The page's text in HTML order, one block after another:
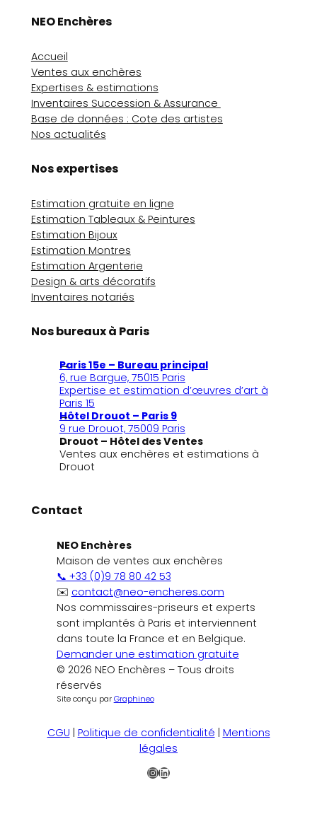
NEO Enchères
Accueil
Ventes aux enchères
Expertises & estimations
Inventaires Succession & Assurance
Base de données : Cote des artistes
Nos actualités
Nos expertises
Estimation gratuite en ligne
Estimation Tableaux & Peintures
Estimation Bijoux
Estimation Montres
Estimation Argenterie
Design & arts décoratifs
Inventaires notariés
Nos bureaux à Paris
Paris 15e – Bureau principal
6, rue Bargue, 75015 Paris
Expertise et estimation d’œuvres d’art à
Paris 15
Hôtel Drouot – Paris 9
9 rue Drouot, 75009 Paris
Drouot – Hôtel des Ventes
Ventes aux enchères et estimations à
Drouot
Contact
NEO Enchères
Maison de ventes aux enchères
📞 +33 (0)9 78 80 42 53
✉️ contact@neo-encheres.com
Nos commissaires-priseurs et experts
sont implantés à Paris et interviennent
dans toute la France et en Belgique.
Demander une estimation gratuite
© 2026 NEO Enchères – Tous droits
réservés
Site conçu parGraphineo
CGU | Politique de confidentialité | Mentions
légales
Instagram
LinkedIn